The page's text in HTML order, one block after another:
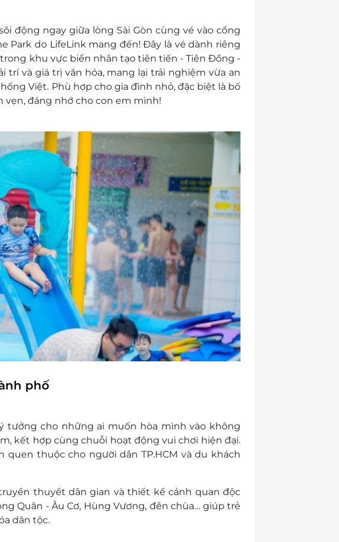
khuyến mại khác.
động ngay giữa lòng Sài Gòn cùng vé vào cổng
Park do LifeLink mang đến! Đây là vé dành riêng
khu vực biển nhân tạo tiên tiến - Tiên Đồng -
trí và giá trị văn hóa, mang lại trải nghiệm vừa an
Việt. Phù hợp cho gia đình nhỏ, đặc biệt là bố
đáng nhớ cho con em mình!
phố
tưởng cho những ai muốn hòa mình vào không
kết hợp cùng chuỗi hoạt động vui chơi hiện đại.
quen thuộc cho người dân TP.HCM và du khách
thuyết dân gian và thiết kế cảnh quan độc
Quân - Âu Cơ, Hùng Vương, đền chùa… giúp trẻ
dân tộc.